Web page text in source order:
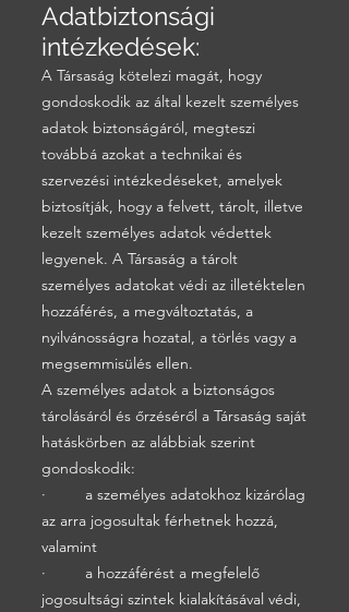
Adatbiztonsági
intézkedések:
A Társaság kötelezi magát, hogy
gondoskodik az által kezelt személyes
adatok biztonságáról, megteszi
továbbá azokat a technikai és
szervezési intézkedéseket, amelyek
biztosítják, hogy a felvett, tárolt, illetve
kezelt személyes adatok védettek
legyenek. A Társaság a tárolt
személyes adatokat védi az illetéktelen
hozzáférés, a megváltoztatás, a
nyilvánosságra hozatal, a törlés vagy a
megsemmisülés ellen.
A személyes adatok a biztonságos
tárolásáról és őrzéséről a Társaság saját
hatáskörben az alábbiak szerint
gondoskodik:
· a személyes adatokhoz kizárólag
az arra jogosultak férhetnek hozzá,
valamint
· a hozzáférést a megfelelő
jogosultsági szintek kialakításával védi,